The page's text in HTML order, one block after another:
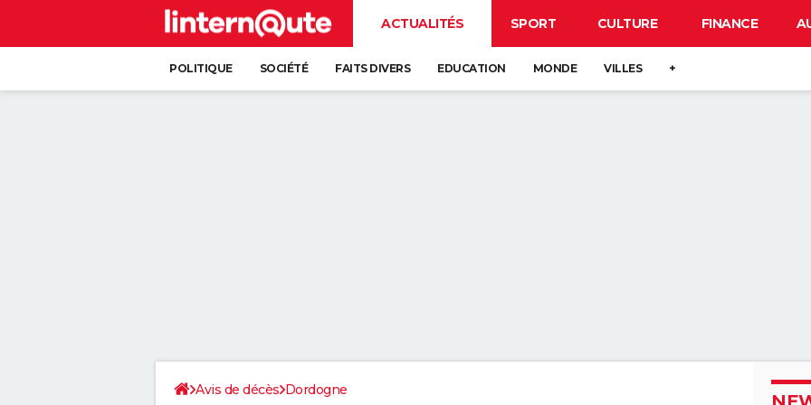
ACTUALITÉS SPORT CULTURE FINANCE
POLITIQUE SOCIÉTÉ FAITS DIVERS EDUCATION MONDE VILLES +
Avis de décès Dordogne